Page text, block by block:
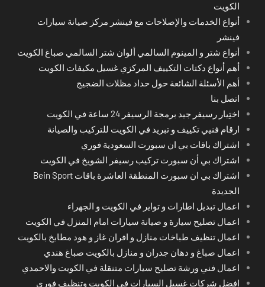
الكويت
أنواع الخدمات والإصلاحات مع فينشر مركز صيانة سيارات
فينشر
أنواع شتر و المينوم السالمي ألوان شتر السالمي صباغ الكويت
أهم أنواع دكتات التكييف المركزي غسيل مكيفات الكويت
أهم الأسئلة الشائعة حول حداد مظلات الضجيج
اتصل بنا
اختِيار رسيفر جيد برمجة الرسيفر 24 ساعة في الكويت
ارقام فنيي تكييف و تبريد في الكويت للتركيب والصيانة
اشتراك باقات بي ان سبورت السعودية فوري
اشتراك بي أن سبورت تركيب رسيفر الشويخ في الكويت
اشتراك بي ان سبورت المنطقة العاشرة باقات Bein Sport
الجديدة
اعمال تبديل اطارات و تواير في الكويت و الجهراء
اعمال تصليح سيارة و صيانة سيارات امام المنزل في الكويت
اعمال تنظيف طباخات منازل و افران غاز و هود مطابخ بالكويت
اعمال صباغ و دهان جدران و منازل بالكويت صباغ هندي
اعمال فني ورشة تصليح سيارات متنقلة في الكويت والاحمدي
افضل شركات غسيل السيارات في الكويت وتنظيف فوري